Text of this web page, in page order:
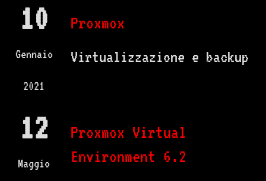
10
Gennaio
2021
Proxmox
Virtualizzazione e backup
12
Maggio
Proxmox Virtual
Environment 6.2